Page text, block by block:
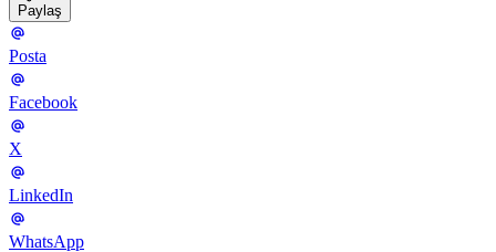
Paylaş
Posta
Facebook
X
LinkedIn
WhatsApp